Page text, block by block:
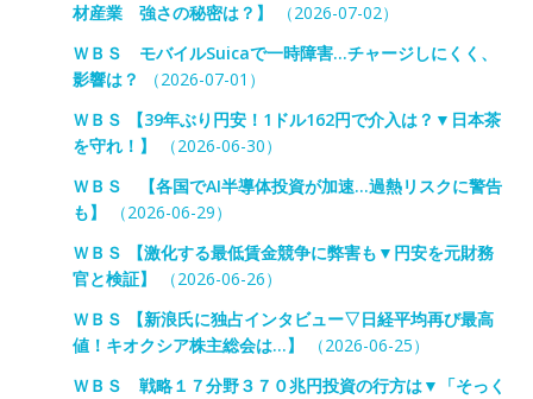
材産業 強さの秘密は？】
（2026-07-02）
ＷＢＳ モバイルSuicaで一時障害…チャージしにくく、
影響は？
（2026-07-01）
ＷＢＳ 【39年ぶり円安！1ドル162円で介入は？▼日本茶
を守れ！】
（2026-06-30）
ＷＢＳ 【各国でAI半導体投資が加速…過熱リスクに警告
も】
（2026-06-29）
ＷＢＳ 【激化する最低賃金競争に弊害も▼円安を元財務
官と検証】
（2026-06-26）
ＷＢＳ 【新浪氏に独占インタビュー▽日経平均再び最高
値！キオクシア株主総会は…】
（2026-06-25）
ＷＢＳ 戦略１７分野３７０兆円投資の行方は▼「そっく